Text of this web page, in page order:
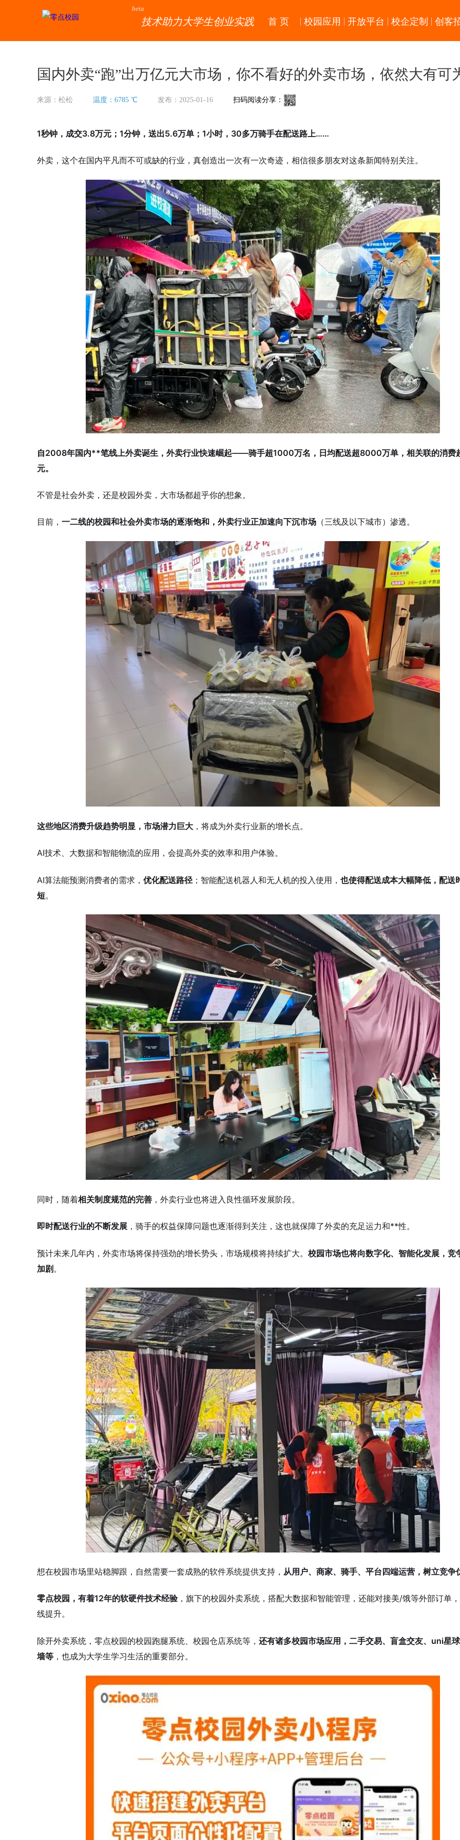
beta
技术助力大学生创业实践 首 页 校园应用 开放平台 校企定制 创客
国内外卖“跑”出万亿元大市场，你不看好的外卖市场，依然大有可
来源：松松 温度：6785 ℃ 发布：2025-01-16 扫码阅读分享：
1秒钟，成交3.8万元；1分钟，送出5.6万单；1小时，30多万骑手在配送路上……
外卖，这个在国内平凡而不可或缺的行业，真创造出一次有一次奇迹，相信很多朋友对这条新闻特别关注。
自2008年国内**笔线上外卖诞生，外卖行业快速崛起——骑手超1000万名，日均配送超8000万单，相关联的消费
元。
不管是社会外卖，还是校园外卖，大市场都超乎你的想象。
目前， 一二线的校园和社会外卖市场的逐渐饱和，外卖行业正加速向下沉市场 （三线及以下城市）渗透。
这些地区消费升级趋势明显，市场潜力巨大 ，将成为外卖行业新的增长点。
AI技术、大数据和智能物流的应用，会提高外卖的效率和用户体验。
AI算法能预测消费者的需求， 优化配送路径 ；智能配送机器人和无人机的投入使用， 也使得配送成本大幅降低，配送
短。
同时，随着相关制度规范的完善 ，外卖行业也将进入良性循环发展阶段。
即时配送行业的不断发展 ，骑手的权益保障问题也逐渐得到关注，这也就保障了外卖的充足运力和**性。
预计未来几年内，外卖市场将保持强劲的增长势头，市场规模将持续扩大。 校园市场也将向数字化、智能化发展，竞
加剧。
想在校园市场里站稳脚跟，自然需要一套成熟的软件系统提供支持， 从用户、商家、骑手、平台四端运营，树立竞争
零点校园，有着12年的软硬件技术经验，旗下的校园外卖系统，搭配大数据和智能管理，还能对接美/饿等外部订单
线提升。
除开外卖系统，零点校园的校园跑腿系统、校园仓店系统等， 还有诸多校园市场应用，二手交易、盲盒交友、uni星
墙等 ，也成为大学生学习生活的重要部分。